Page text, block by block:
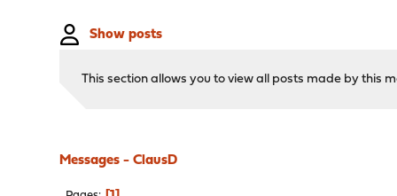
Show posts
This section allows you to view all posts made by this
Messages - ClausD